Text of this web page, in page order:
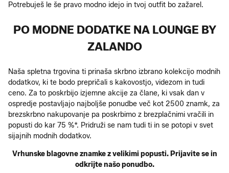
Potrebuješ le še pravo modno idejo in tvoj outfit bo zažarel.
PO MODNE DODATKE NA LOUNGE BY
ZALANDO
Naša spletna trgovina ti prinaša skrbno izbrano kolekcijo modnih
dodatkov, ki te bodo prepričali s kakovostjo, videzom in tudi
ceno. Za to poskrbijo izjemne akcije za člane, ki vsak dan v
ospredje postavljajo najboljše ponudbe več kot 2500 znamk, za
brezskrbno nakupovanje pa poskrbimo z brezplačnimi vračili in
popusti do kar 75 %*. Pridruži se nam tudi ti in se potopi v svet
sijajnih modnih dodatkov.
Vrhunske blagovne znamke z velikimi popusti. Prijavite se in
odkrijte našo ponudbo.